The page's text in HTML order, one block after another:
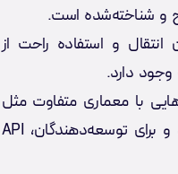
و شناخته‌شده است.
انتقال و استفاده راحت از
وجود دارد.
با معماری متفاوت مثل
EVM، WASM و بیت‌کوین را یکپارچه کند و برای توسعه‌دهندگان، API